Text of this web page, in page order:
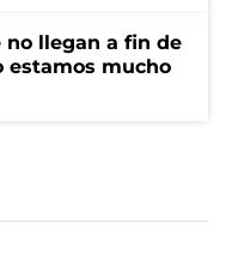
no llegan a fin de
estamos mucho